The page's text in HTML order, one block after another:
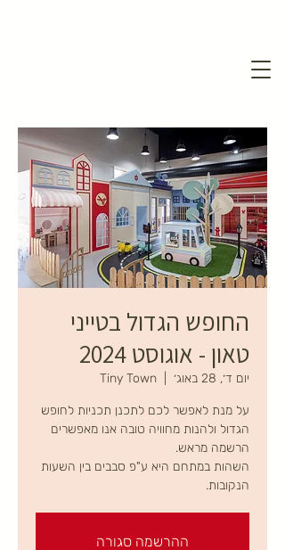
החופש הגדול בטייני
טאון - אוגוסט 2024
יום ד׳, 28 באוג׳ Tiny Town
על מנת לאפשר לכם לתכנן תכניות לחופש
הגדול ולהנות מחוויה טובה אנו מאפשרים
השהות במתחם היא ע"פ סבבים בין השעות
הנקובות.
ההרשמה סגורה